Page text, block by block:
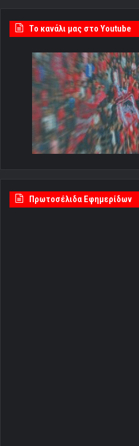
Tο κανάλι μας στο Youtube
Πρωτοσέλιδα Εφημερίδων